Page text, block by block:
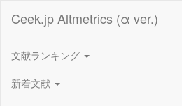
Ceek.jp Altmetrics (α ver.)
文献ランキング
新着文献